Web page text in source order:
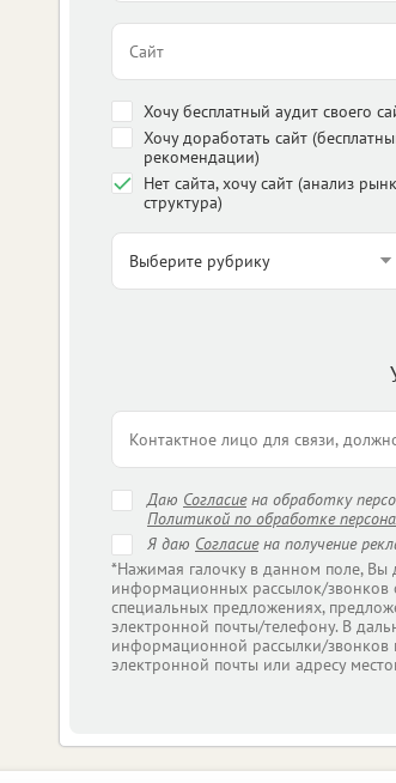
Хочу бесплатный аудит своего
Хочу доработать сайт
рекомендации)
Нет сайта, хочу сайт (анализ
структура)
Даю Согласиена обработку
Политикой по обработке
Я даю Согласиена получение
*Нажимая галочку в данном поле, Вы
информационных рассылок/звонков
специальных предложениях,
электронной почты/телефону. В
информационной рассылки/звонков
электронной почты или адресу